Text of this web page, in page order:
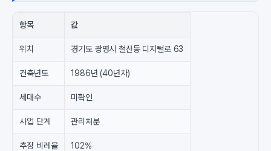
항목 값
위치 경기도 광명시 철산동 디지털로 63
건축년도 1986년 (40년차)
세대수 미확인
사업 단계 관리처분
추정 비례율 102%